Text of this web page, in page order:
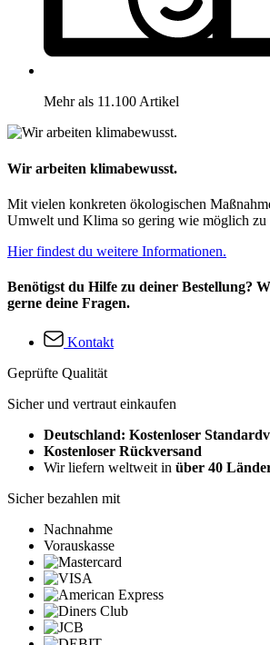
Mehr als 11.100 Artikel
Wir arbeiten klimabewusst.
Mit vielen konkreten ökologischen
Umwelt und Klima so gering wie möglich zu
Hier findest du weitere Informationen.
Benötigst du Hilfe zu deiner Bestellung?
gerne deine Fragen.
Kontakt
Geprüfte Qualität
Sicher und vertraut einkaufen
Deutschland: Kostenloser
Kostenloser Rückversand
Wir liefern weltweit in über 40
Sicher bezahlen mit
Nachnahme
Vorauskasse